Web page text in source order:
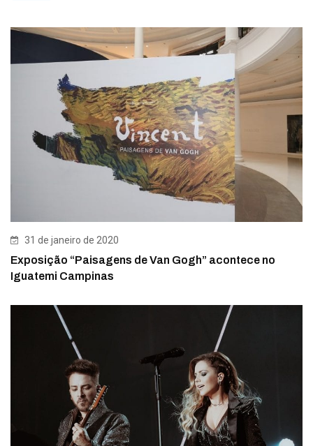
31 de janeiro de 2020
Exposição “Paisagens de Van Gogh” acontece no
Iguatemi Campinas